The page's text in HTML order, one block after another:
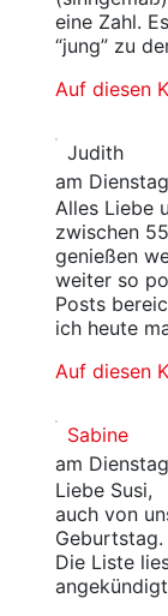
eine Zahl.
“jung” zu
Auf diesen
Judith
am
Alles Liebe
zwischen
genießen
weiter so
Posts
ich heute
Auf diesen
Sabine
am
Liebe Susi,
auch von
Geburtstag.
Die Liste